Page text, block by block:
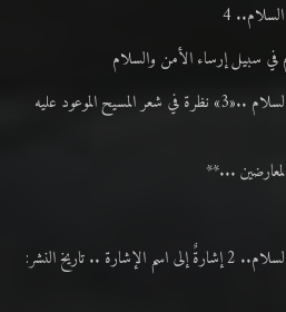
4
سبيل إرساء الأمن والسلام
رأيٌ في لغة المسيح الموعود عليه السلام ..«3» نظرة في شعر المسيح الموعود عليه
...**
رأي في لغة المسيح الموعود عليه السلام.. 2 إشارةٌ إلى اسم الإشارة .. تاريخ النشر: